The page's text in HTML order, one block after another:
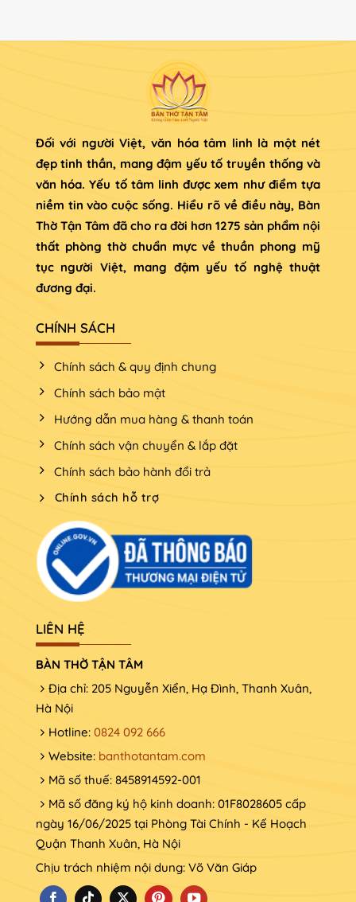
Đối với người Việt, văn hóa tâm linh là một nét
đẹp tinh thần, mang đậm yếu tố truyền thống và
văn hóa. Yếu tố tâm linh được xem như điểm tựa
niềm tin vào cuộc sống. Hiểu rõ về điều này, Bàn
Thờ Tận Tâm đã cho ra đời hơn 1275 sản phẩm nội
thất phòng thờ chuẩn mực về thuần phong mỹ
tục người Việt, mang đậm yếu tố nghệ thuật
đương đại.
CHÍNH SÁCH
Chính sách & quy định chung
Chính sách bảo mật
Hướng dẫn mua hàng & thanh toán
Chính sách vận chuyển & lắp đặt
Chính sách bảo hành đổi trả
Chính sách hỗ trợ
LIÊN HỆ
BÀN THỜ TẬN TÂM
Địa chỉ: 205 Nguyễn Xiển, Hạ Đình, Thanh Xuân,
Hà Nội
Hotline: 0824 092 666
Website: banthotantam.com
Mã số thuế: 8458914592-001
Mã số đăng ký hộ kinh doanh: 01F8028605 cấp
ngày 16/06/2025 tại Phòng Tài Chính - Kế Hoạch
Quận Thanh Xuân, Hà Nội
Chịu trách nhiệm nội dung: Võ Văn Giáp